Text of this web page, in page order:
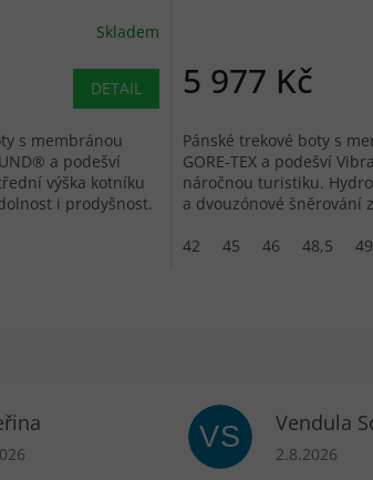
Skladem
DETAIL
s membránou
a podešví
výška kotníku
i prodyšnost.
5 977 Kč
Pánské trekové boty s
GORE-TEX a podešví
náročnou turistiku.
a dvouzónové šněrování
42
45 46 48,5
obchodu je 5 z 5 hvězdiček.
VS Vendula
Hodnocení
2.8.2026